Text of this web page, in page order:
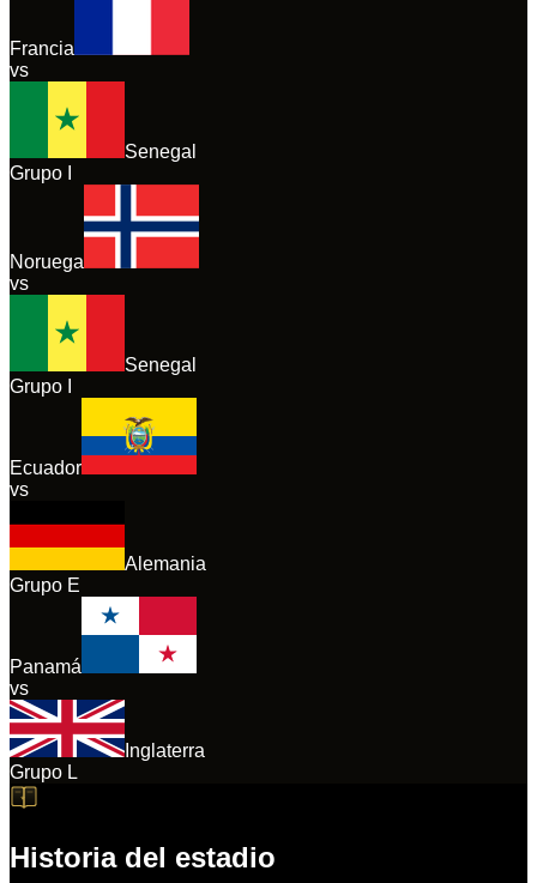
Francia
vs
Senegal
Grupo
Noruega
vs
Senegal
Grupo
Ecuador
vs
Alemania
Grupo E
Panamá
vs
Inglaterra
Grupo L
Historia del estadio